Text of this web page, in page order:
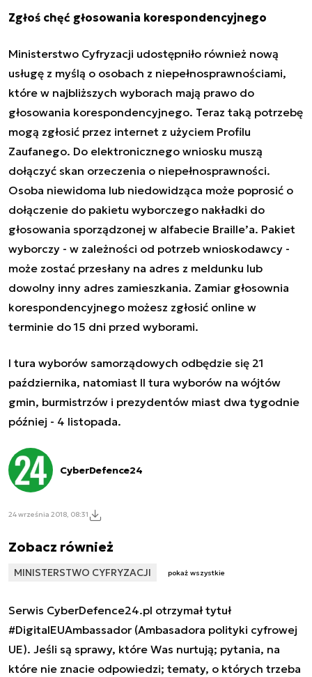
Zgłoś chęć głosowania korespondencyjnego
Ministerstwo Cyfryzacji udostępniło również nową
usługę z myślą o osobach z niepełnosprawnościami,
które w najbliższych wyborach mają prawo do
głosowania korespondencyjnego. Teraz taką potrzebę
mogą zgłosić przez internet z użyciem Profilu
Zaufanego. Do elektronicznego wniosku muszą
dołączyć skan orzeczenia o niepełnosprawności.
Osoba niewidoma lub niedowidząca może poprosić o
dołączenie do pakietu wyborczego nakładki do
głosowania sporządzonej w alfabecie Braille’a. Pakiet
wyborczy - w zależności od potrzeb wnioskodawcy -
może zostać przesłany na adres z meldunku lub
dowolny inny adres zamieszkania. Zamiar głosownia
korespondencyjnego możesz zgłosić online w
terminie do 15 dni przed wyborami.
I tura wyborów samorządowych odbędzie się 21
października, natomiast II tura wyborów na wójtów
gmin, burmistrzów i prezydentów miast dwa tygodnie
później - 4 listopada.
CyberDefence24
24 września 2018, 08:31
Zobacz również
MINISTERSTWO CYFRYZACJI pokaż wszystkie
Serwis CyberDefence24.pl otrzymał tytuł
#DigitalEUAmbassador (Ambasadora polityki cyfrowej
UE). Jeśli są sprawy, które Was nurtują; pytania, na
które nie znacie odpowiedzi; tematy, o których trzeba